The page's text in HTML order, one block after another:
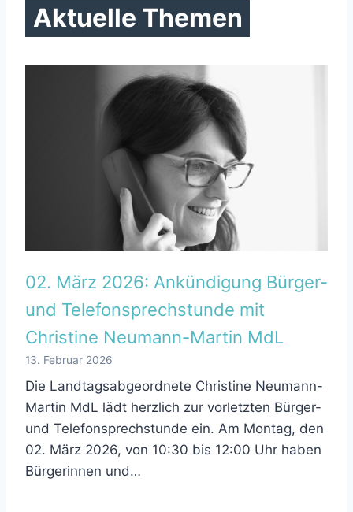
Aktuelle Themen
02. März 2026: Ankündigung Bürger-
und Telefonsprechstunde mit
Christine Neumann-Martin MdL
13. Februar 2026
Die Landtagsabgeordnete Christine Neumann-
Martin MdL lädt herzlich zur vorletzten Bürger-
und Telefonsprechstunde ein. Am Montag, den
02. März 2026, von 10:30 bis 12:00 Uhr haben
Bürgerinnen und…